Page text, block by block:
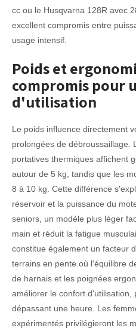
cc ou le Husqvarna 128R avec
excellent compromis entre
usage intensif.
Poids et
compromis pour
d'utilisation
Le poids influence directement
prolongées de débroussaillage.
portatives thermiques affichent
autour de 5 kg, tandis que les
8 à 10 kg. Cette différence
réservoir et la puissance du
seniors, un modèle plus léger
main et réduit la fatigue
constitue également un facteur
terrains en pente où l'équilibre
de harnais et les poignées
améliorer le confort
dépassant une heure. Les
expérimentés privilégieront les